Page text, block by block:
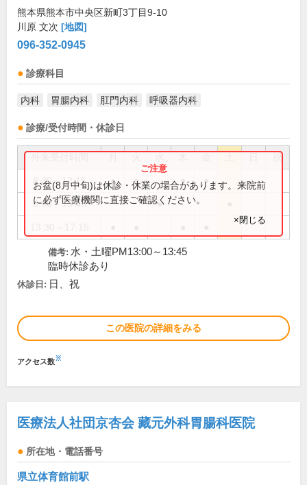
熊本県熊本市中央区新町3丁目9-10
川原 文次 [地図]
096-352-0945
診療科目
内科 胃腸内科 肛門内科 呼吸器内科
診療/受付時間・休診日
祝
8:30～12:15 ● ● ● ●
8:30～13:45 ●
お盆(8月中旬)は休診・休業の場合があります。来院前
に必ず医療機関に直接ご確認ください。
×閉じる
備考: 水・土曜PM13:00～13:45
臨時休診あり
休診日: 日、祝
この医院の詳細をみる
アクセス数※
医療法人社団京杏会 藏元外科胃腸科医院
所在地・電話番号
県立体育館前駅